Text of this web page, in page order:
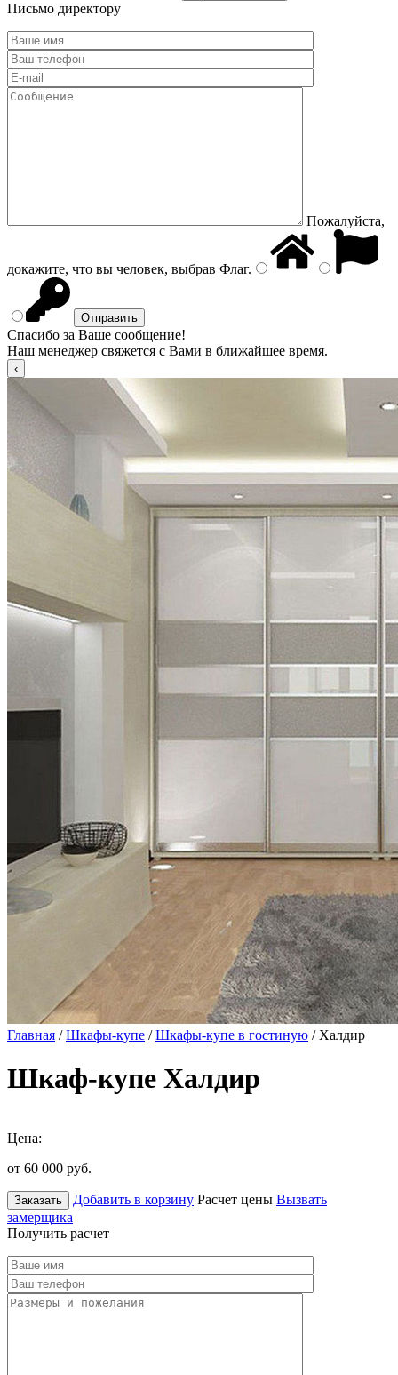
Письмо директору
Пожалуйста,
докажите, что вы человек, выбрав Флаг.
Спасибо за Ваше сообщение!
Наш менеджер свяжется с Вами в ближайшее время.
Главная /Шкафы-купе /Шкафы-купе в гостиную / Халдир
Шкаф-купе Халдир
Цена:
от 60 000 руб.
Заказать Добавить в корзину Расчет цены Вызвать
замерщика
Получить расчет